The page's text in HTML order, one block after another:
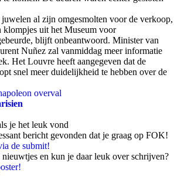
al zijn omgesmolten voor de verkoop,
klompjes uit het Museum voor
blijft onbeantwoord. Minister van
Nuñez zal vanmiddag meer informatie
Het Louvre heeft aangegeven dat de
snel meer duidelijkheid te hebben over de
overval
je het leuk vond
bericht gevonden dat je graag op FOK!
de submit!
en kun je daar leuk over schrijven?